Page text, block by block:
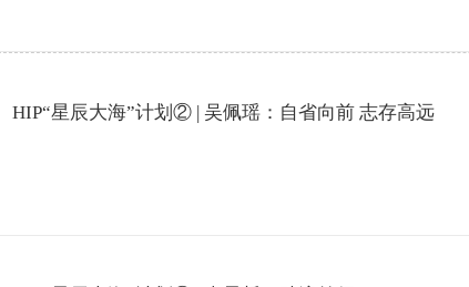
HIP“星辰大海”计划② | 吴佩瑶：自省向前 志存高远